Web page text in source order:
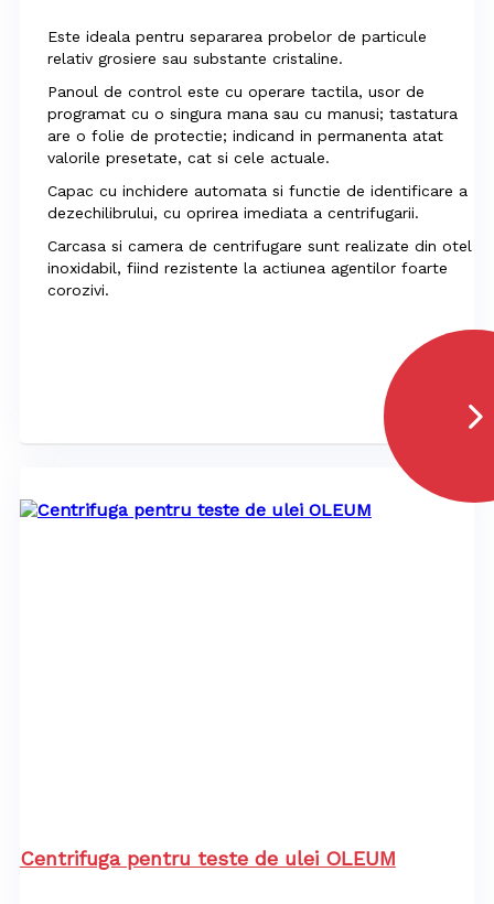
Este ideala pentru separarea probelor de particule
relativ grosiere sau substante cristaline.
Panoul de control este cu operare tactila, usor de
programat cu o singura mana sau cu manusi; tastatura
are o folie de protectie; indicand in permanenta atat
valorile presetate, cat si cele actuale.
Capac cu inchidere automata si functie de identificare a
dezechilibrului, cu oprirea imediata a centrifugarii.
Carcasa si camera de centrifugare sunt realizate din otel
inoxidabil, fiind rezistente la actiunea agentilor foarte
corozivi.
Centrifuga pentru teste de ulei OLEUM